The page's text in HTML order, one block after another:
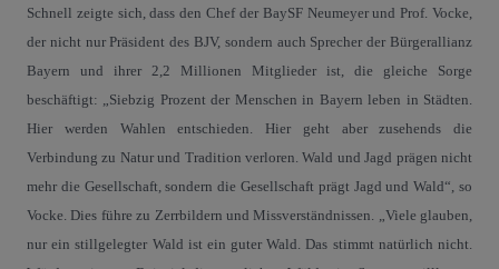
Schnell zeigte sich, dass den Chef der BaySF Neumeyer und Prof. Vocke,
der nicht nur Präsident des BJV, sondern auch Sprecher der Bürgerallianz
Bayern und ihrer 2,2 Millionen Mitglieder ist, die gleiche Sorge
beschäftigt: „Siebzig Prozent der Menschen in Bayern leben in Städten.
Hier werden Wahlen entschieden. Hier geht aber zusehends die
Verbindung zu Natur und Tradition verloren. Wald und Jagd prägen nicht
mehr die Gesellschaft, sondern die Gesellschaft prägt Jagd und Wald“, so
Vocke. Dies führe zu Zerrbildern und Missverständnissen. „Viele glauben,
nur ein stillgelegter Wald ist ein guter Wald. Das stimmt natürlich nicht.